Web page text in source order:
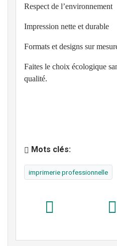
Respect de l’environnement
Impression nette et durable
Formats et designs sur
Faites le choix écologique
qualité.
Mots clés:
imprimerie professionnelle